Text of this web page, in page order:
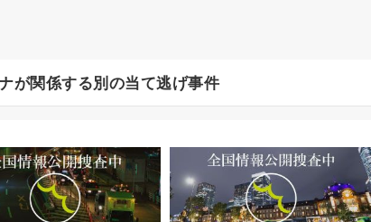
が関係する別の当て逃げ事件